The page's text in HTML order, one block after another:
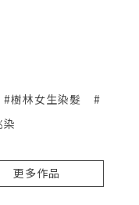
#樹林女生染髮
#
更多作品